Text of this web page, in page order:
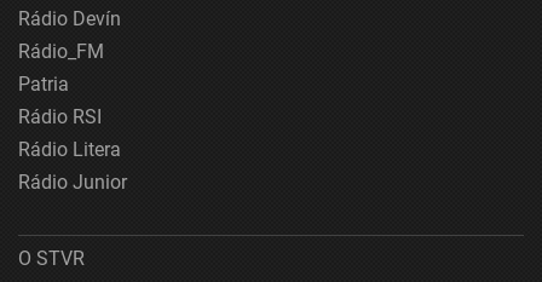
Rádio Devín
Rádio_FM
Patria
Rádio RSI
Rádio Litera
Rádio Junior
O STVR